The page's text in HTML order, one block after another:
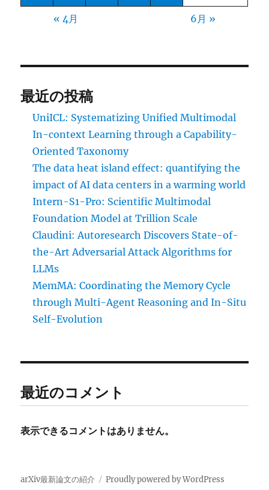
« 4月 6月 »
最近の投稿
UniICL: Systematizing Unified Multimodal
In-context Learning through a Capability-
Oriented Taxonomy
The data heat island effect: quantifying the
impact of AI data centers in a warming world
Intern-S1-Pro: Scientific Multimodal
Foundation Model at Trillion Scale
Claudini: Autoresearch Discovers State-of-
the-Art Adversarial Attack Algorithms for
LLMs
MemMA: Coordinating the Memory Cycle
through Multi-Agent Reasoning and In-Situ
Self-Evolution
最近のコメント
表示できるコメントはありません。
arXiv最新論文の紹介 Proudly powered by WordPress